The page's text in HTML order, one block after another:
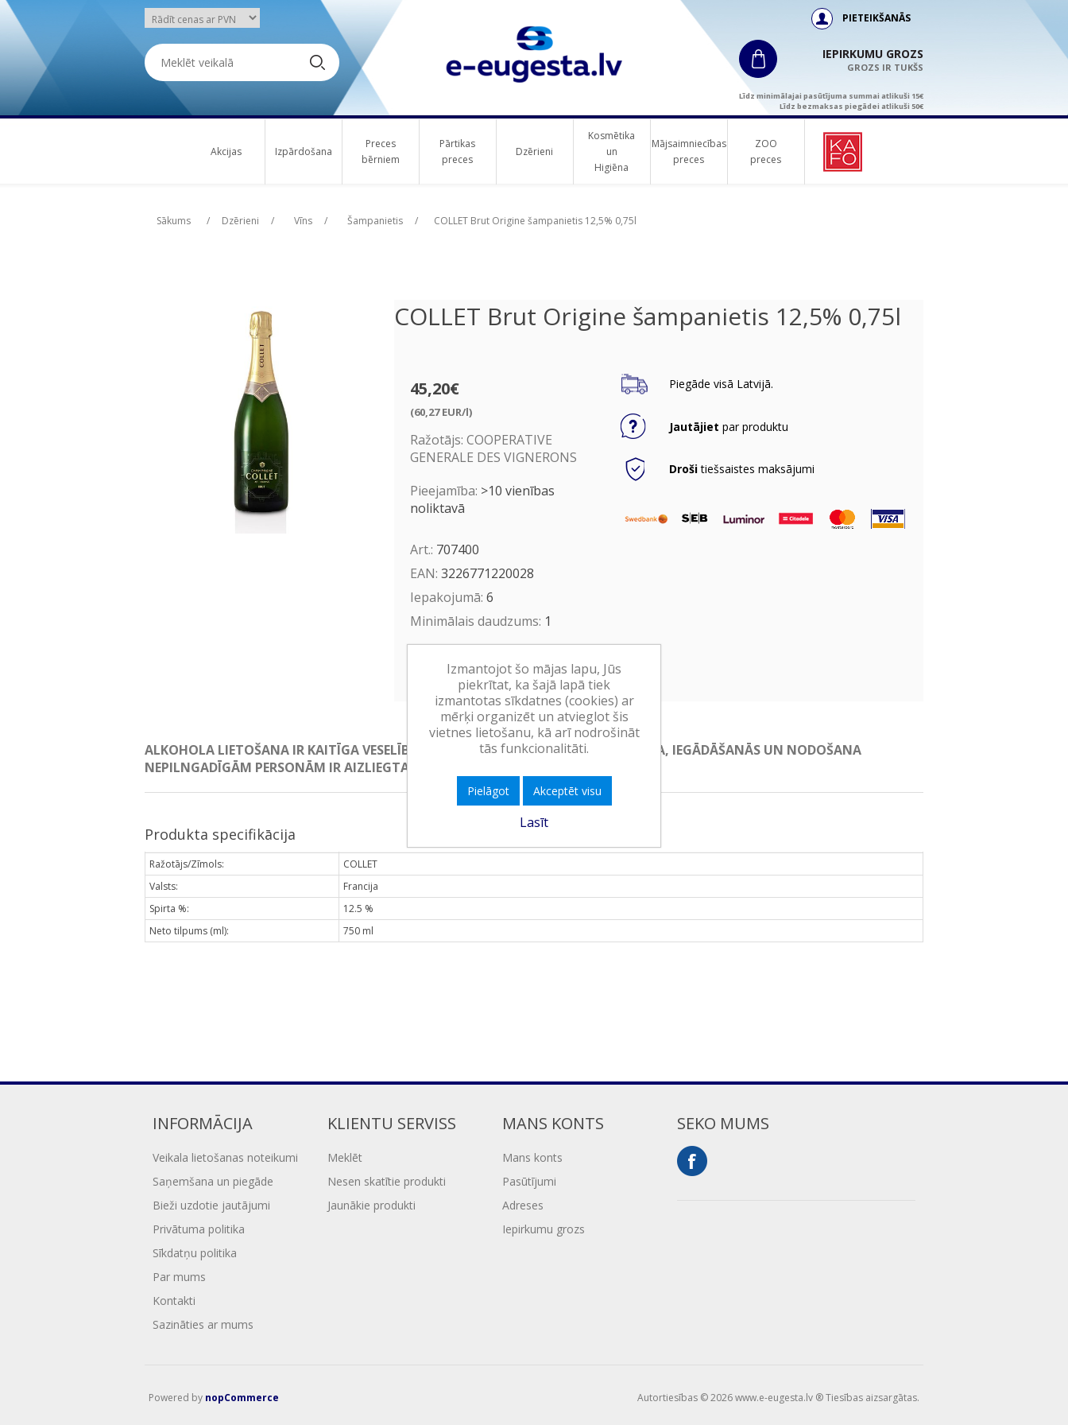
PIETEIKŠANĀS
IEPIRKUMU GROZS
GROZS IR TUKŠS
Līdz minimālajai pasūtījuma summai atlikuši 15€
Līdz bezmaksas piegādei atlikuši 50€
Akcijas Izpārdošana
Preces
bērniem
Pārtikas
preces
Dzērieni
Kosmētika
un
Higiēna
Mājsaimniecības
preces
ZOO
preces
Sākums / Dzērieni / Vīns / Šampanietis / COLLET Brut Origine šampanietis 12,5% 0,75l
COLLET Brut Origine šampanietis 12,5% 0,75l
45,20€
(60,27 EUR/l)
Ražotājs: COOPERATIVE
GENERALE DES VIGNERONS
Pieejamība: >10 vienības
noliktavā
Art.: 707400
EAN: 3226771220028
Iepakojumā: 6
Minimālais daudzums: 1
Ielikt grozā
Piegāde visā Latvijā.
Jautājiet par produktu
Drošitiešsaistes maksājumi
ALKOHOLA LIETOŠANA IR KAITĪGA VESELĪBAI. ALKOHOLISKO DZĒRIENU PĀRDOŠANA, IEGĀDĀŠANĀS UN NODOŠANA
NEPILNGADĪGĀM PERSONĀM IR AIZLIEGTA!
Produkta specifikācija
Ražotājs/Zīmols:
COLLET
Valsts:
Francija
Spirta %:
12.5 %
Neto tilpums (ml):
750 ml
INFORMĀCIJA
Veikala lietošanas noteikumi
Saņemšana un piegāde
Bieži uzdotie jautājumi
Privātuma politika
Sīkdatņu politika
Par mums
Kontakti
Sazināties ar mums
KLIENTU SERVISS
Meklēt
Nesen skatītie produkti
Jaunākie produkti
MANS KONTS
Mans konts
Pasūtījumi
Adreses
Iepirkumu grozs
SEKO MUMS
Autortiesības © 2026 www.e-eugesta.lv ® Tiesības aizsargātas.
Powered by nopCommerce
Izmantojot šo mājas lapu, Jūs
piekrītat, ka šajā lapā tiek
izmantotas sīkdatnes (cookies) ar
mērķi organizēt un atvieglot šis
vietnes lietošanu, kā arī nodrošināt
tās funkcionalitāti.
Pielāgot Akceptēt visu
Lasīt